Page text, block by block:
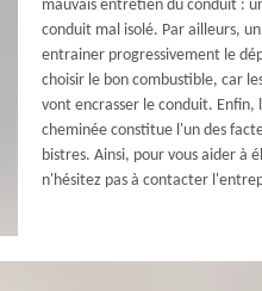
mauvais entretien du conduit :
conduit mal isolé. Par ailleurs,
entrainer progressivement le
choisir le bon combustible, car
vont encrasser le conduit. Enfin,
cheminée constitue l'un des
bistres. Ainsi, pour vous aider à
n'hésitez pas à contacter